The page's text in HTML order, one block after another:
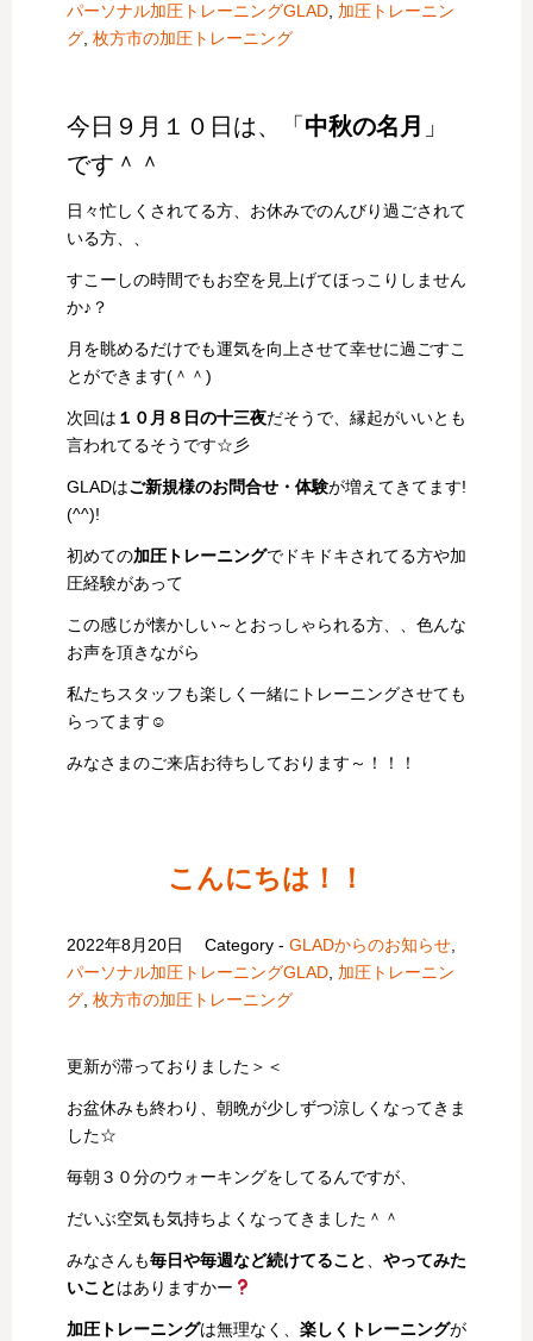
パーソナル加圧トレーニングGLAD 加圧トレーニン
グ 枚方市の加圧トレーニング
今日９月１０日は、「 中秋の名月 」
です＾＾
日々忙しくされてる方、お休みでのんびり過ごされて
いる方、、
すこーしの時間でもお空を見上げてほっこりしません
か♪？
月を眺めるだけでも運気を向上させて幸せに過ごすこ
とができます(＾＾)
次回は １０月８日の十三夜だそうで、縁起がいいとも
言われてるそうです☆彡
GLADはご新規様のお問合せ・体験が増えてきてます!
(^^)!
初めての加圧トレーニングでドキドキされてる方や加
圧経験があって
この感じが懐かしい～とおっしゃられる方、、色んな
お声を頂きながら
私たちスタッフも楽しく一緒にトレーニングさせても
らってます☺
みなさまのご来店お待ちしております～！！！
こんにちは！！
2022年8月20日 Category -GLADからのお知らせ
パーソナル加圧トレーニングGLAD 加圧トレーニン
グ 枚方市の加圧トレーニング
更新が滞っておりました＞＜
お盆休みも終わり、朝晩が少しずつ涼しくなってきま
した☆
毎朝３０分のウォーキングをしてるんですが、
だいぶ空気も気持ちよくなってきました＾＾
みなさんも毎日や毎週など続けてること、 やってみた
いことはありますかー
加圧トレーニングは無理なく、 楽しくトレーニングが